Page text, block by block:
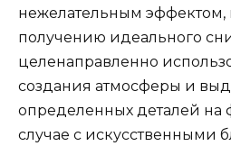
нежелательным
получению идеального
целенаправленно
создания атмосферы и
определенных деталей на
случае с искусственными